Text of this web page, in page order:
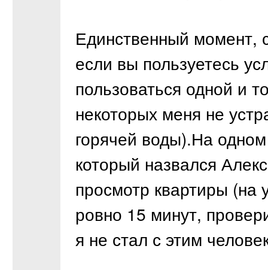
Единственный момент,
если вы пользуетесь
пользоваться одной и
некоторых меня не
горячей воды).На
который назвался
просмотр квартиры (на
ровно 15 минут,
я не стал с этим